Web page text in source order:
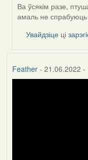
Ва ўсякім разе,
амаль не
Увайдзіце ці
Feather- 21.06.2022 -